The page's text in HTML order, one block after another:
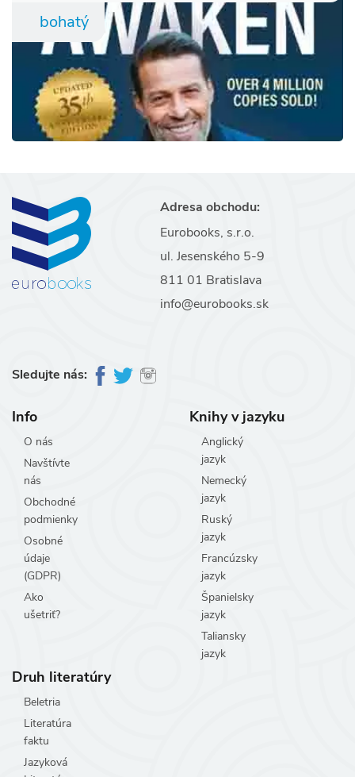
bohatý
Adresa obchodu:
Eurobooks, s.r.o.
ul. Jesenského 5-9
811 01 Bratislava
info@eurobooks.sk
Sledujte nás:
Info
O nás
Navštívte
nás
Obchodné
podmienky
Osobné
údaje
(GDPR)
Ako
ušetriť?
Knihy v jazyku
Anglický
jazyk
Nemecký
jazyk
Ruský
jazyk
Francúzsky
jazyk
Španielsky
jazyk
Taliansky
jazyk
Druh literatúry
Beletria
Literatúra
faktu
Jazyková